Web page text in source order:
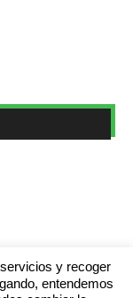
y recoger
entendemos